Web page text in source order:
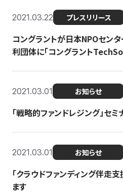
2021.03.22 プレスリリース
コングラントが日本NPOセン
利団体に「コングラント
2021.03.01 お知らせ
「戦略的ファンドレジング」セミ
2021.03.01 お知らせ
「クラウドファンディング伴走
ます